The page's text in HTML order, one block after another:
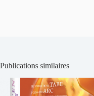
Publications similaires